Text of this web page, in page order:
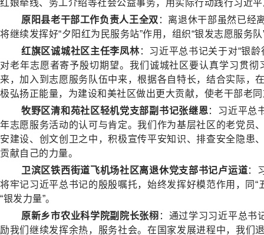
红娘牵线、务工介绍等社会公益事务，用实际行动践行习近
原阳县老干部工作负责人王全双 ：离退休干部虽然已经
将继续发挥好“夕阳红为民服务站”作用，组织“银发志愿服务
红旗区诚城社区主任李凤林：习近平总书记关于对“银
对老年志愿者寄予殷切期望。我们诚城社区要认真学习贯
来，加入到志愿服务队伍中来，根据各自特长，结合实际，
极弘扬正能量，为建设和美社区做出更大贡献，使老干部老
牧野区清和苑社区轻机党支部副书记张继恩：习近平总
年志愿服务活动的认可与肯定。我们作为基层社区的老党员
安建设、创文创卫之中，积极宣传平安知识、排查安全隐患
贡献自己的力量。
卫滨区铁西街道飞机场社区离退休党支部书记卢运道：
将牢记习近平总书记的殷殷嘱托，始终发挥好模范作用，同
“银发力量”。
原新乡市农业科学院副院长张栩 ：通过学习习近平总书
励我们继续发挥余热，服务社会。在国家发展进程中，我们